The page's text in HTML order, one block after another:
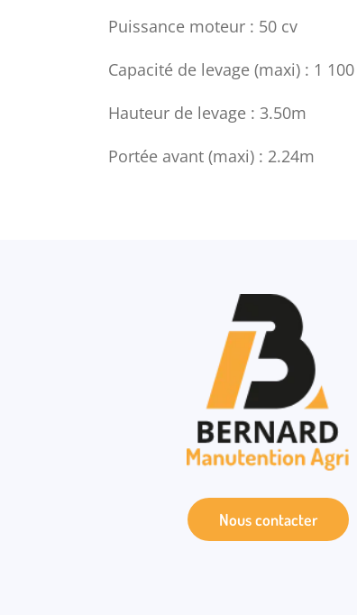
Puissance moteur : 50 cv
Capacité de levage (maxi) : 1
Hauteur de levage : 3.50m
Portée avant (maxi) : 2.24m
Nous contacter